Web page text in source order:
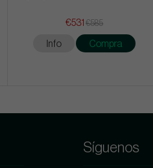
€531 €585
Info Compra
Síguenos